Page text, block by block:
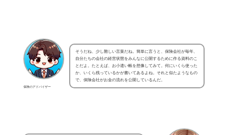
保険のアドバイザー
そうだね、少し難しい言葉だね。簡単に言うと、保険会社が毎年、
自分たちの会社の経営状態をみんなに公開するために作る資料のこ
とだよ。たとえば、お小遣い帳を想像してみて。何にいくら使った
か、いくら残っているかが書いてあるよね。それと似たようなもの
で、保険会社がお金の流れを公開しているんだ。